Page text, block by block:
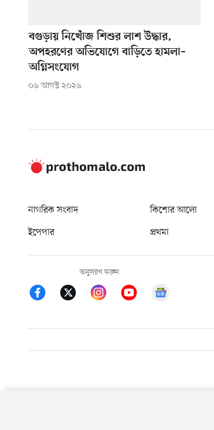
বগুড়ায় নিখোঁজ শিশুর লাশ উদ্ধার,
অপহরণের অভিযোগে বাড়িতে হামলা–
অগ্নিসংযোগ
০৬ আগস্ট ২০২৬
নাগরিক সংবাদ কিশোর আলো
ইপেপার
প্রথমা
অনুসরণ করুন